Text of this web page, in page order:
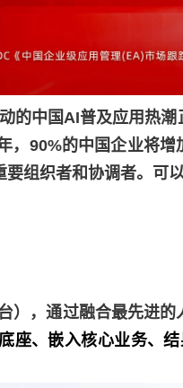
中国AI普及应用热潮
，90%的中国企业将
组织者和协调者。可
，通过融合最先进的
座、嵌入核心业务、